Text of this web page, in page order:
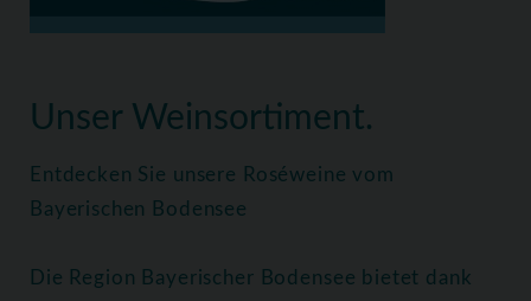
Unser Weinsortiment.
Entdecken Sie unsere Roséweine vom
Bayerischen Bodensee
Die Region Bayerischer Bodensee bietet dank